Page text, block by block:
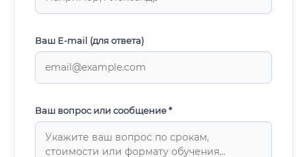
Ваш E-mail (для ответа)
Ваш вопрос или сообщение *